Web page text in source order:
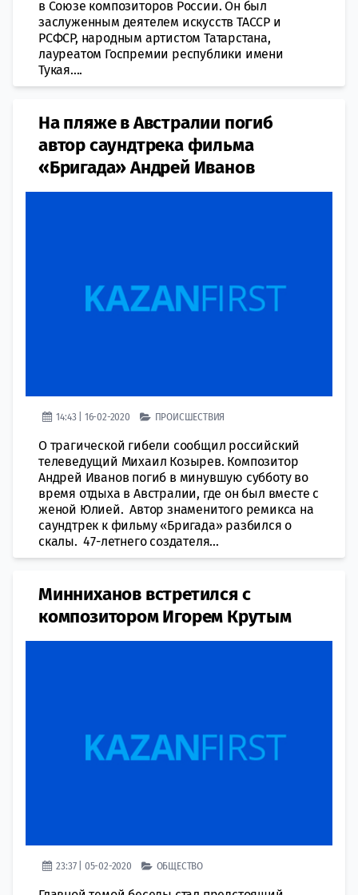
в Союзе композиторов России. Он был
заслуженным деятелем искусств ТАССР и
РСФСР, народным артистом Татарстана,
лауреатом Госпремии республики имени
Тукая....
На пляже в Австралии погиб
автор саундтрека фильма
«Бригада» Андрей Иванов
14:43 | 16-02-2020 ПРОИСШЕСТВИЯ
О трагической гибели сообщил российский
телеведущий Михаил Козырев. Композитор
Андрей Иванов погиб в минувшую субботу во
время отдыха в Австралии, где он был вместе с
женой Юлией. Автор знаменитого ремикса на
саундтрек к фильму «Бригада» разбился о
скалы. 47-летнего создателя...
Минниханов встретился с
композитором Игорем Крутым
23:37 | 05-02-2020 ОБЩЕСТВО